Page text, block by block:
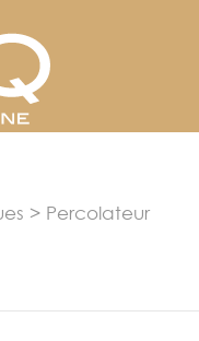
> Percolateur